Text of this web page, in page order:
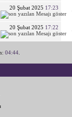
20 Şubat 2025 17:23
20 Şubat 2025 17:22
04:44